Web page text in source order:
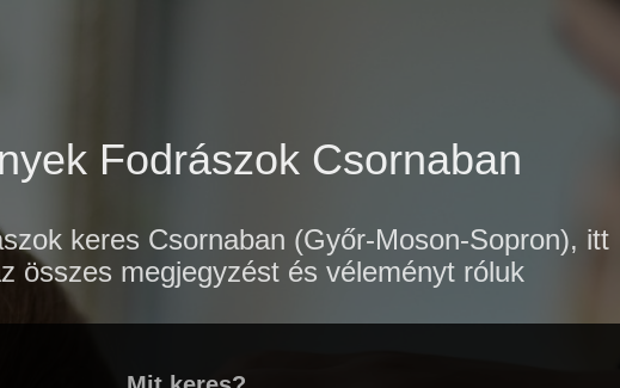
Fodrászok Csornaban
keres Csornaban (Győr-Moson-Sopron), itt
összes megjegyzést és véleményt róluk